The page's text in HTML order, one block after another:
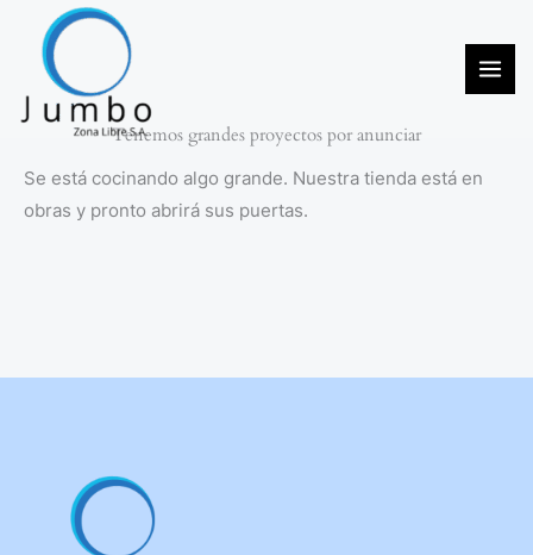
contenido
Tenemos grandes proyectos por anunciar
Se está cocinando algo grande. Nuestra tienda está en
obras y pronto abrirá sus puertas.